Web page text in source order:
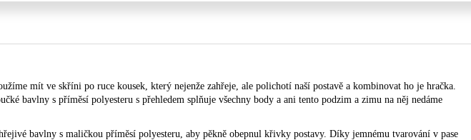
mít ve skříni po ruce kousek, který nejenže zahřeje, ale polichotí naší postavě a kombinovat ho je hračka.
bavlny s příměsí polyesteru s přehledem splňuje všechny body a ani tento podzim a zimu na něj nedáme
bavlny s maličkou příměsí polyesteru, aby pěkně obepnul křivky postavy. Díky jemnému tvarování v pase